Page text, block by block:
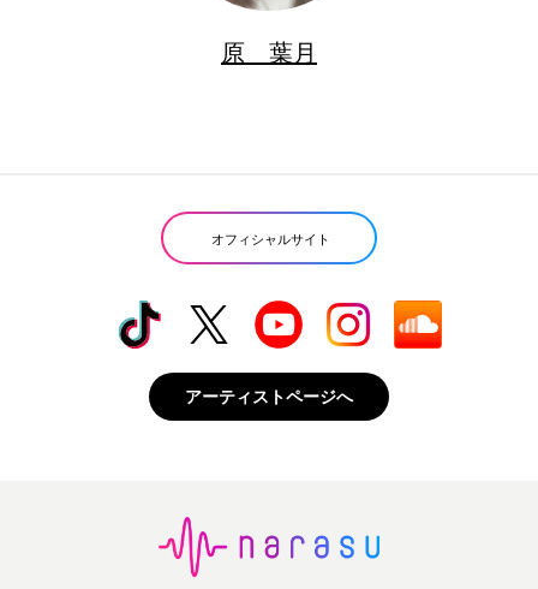
原 葉月
オフィシャルサイト
アーティストページへ